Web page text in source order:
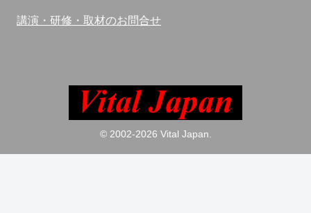
講演・研修・取材のお問合せ
© 2002-2026 Vital Japan.